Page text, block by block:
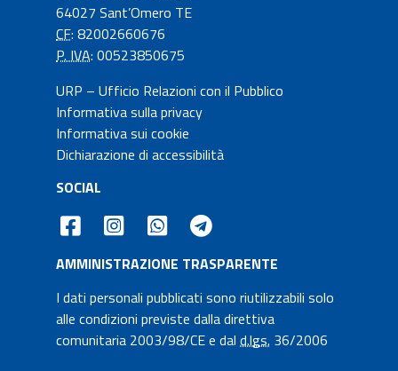
64027 Sant’Omero TE
CF: 82002660676
P. IVA: 00523850675
URP – Ufficio Relazioni con il Pubblico
Informativa sulla privacy
Informativa sui cookie
Dichiarazione di accessibilità
SOCIAL
AMMINISTRAZIONE TRASPARENTE
I dati personali pubblicati sono riutilizzabili solo
alle condizioni previste dalla direttiva
comunitaria 2003/98/CE e dal d.lgs. 36/2006